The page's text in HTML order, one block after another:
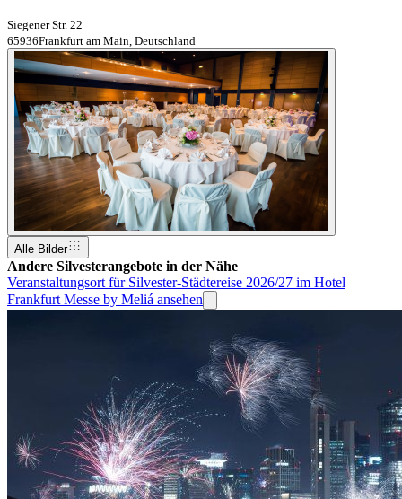
Siegener Str. 22
65936Frankfurt am Main, Deutschland
Alle Bilder
Andere Silvesterangebote in der Nähe
Veranstaltungsort für Silvester-Städtereise 2026/27 im Hotel
Frankfurt Messe by Meliá ansehen